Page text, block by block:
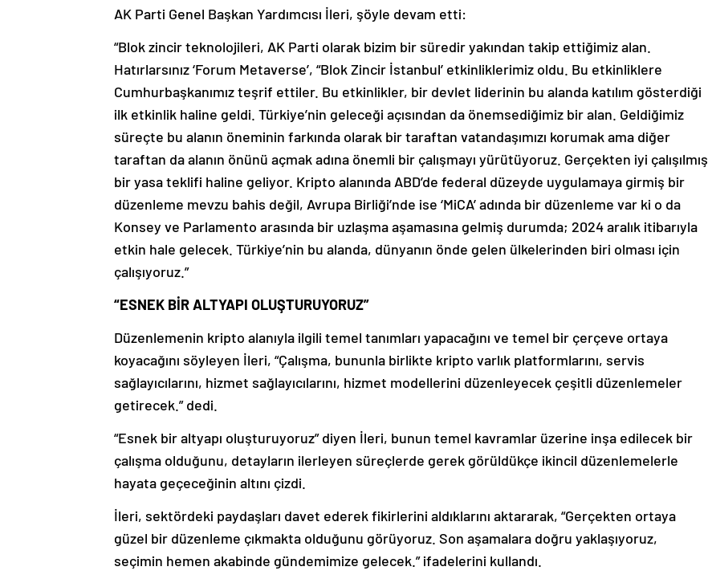
AK Parti Genel Başkan Yardımcısı İleri, şöyle devam etti:
“Blok zincir teknolojileri, AK Parti olarak bizim bir süredir yakından takip ettiğimiz alan.
Hatırlarsınız ‘Forum Metaverse’, “Blok Zincir İstanbul’ etkinliklerimiz oldu. Bu etkinliklere
Cumhurbaşkanımız teşrif ettiler. Bu etkinlikler, bir devlet liderinin bu alanda katılım gösterdiği
ilk etkinlik haline geldi. Türkiye’nin geleceği açısından da önemsediğimiz bir alan. Geldiğimiz
süreçte bu alanın öneminin farkında olarak bir taraftan vatandaşımızı korumak ama diğer
taraftan da alanın önünü açmak adına önemli bir çalışmayı yürütüyoruz. Gerçekten iyi çalışılmış
bir yasa teklifi haline geliyor. Kripto alanında ABD’de federal düzeyde uygulamaya girmiş bir
düzenleme mevzu bahis değil, Avrupa Birliği’nde ise ‘MiCA’ adında bir düzenleme var ki o da
Konsey ve Parlamento arasında bir uzlaşma aşamasına gelmiş durumda; 2024 aralık itibarıyla
etkin hale gelecek. Türkiye’nin bu alanda, dünyanın önde gelen ülkelerinden biri olması için
çalışıyoruz.”
“ESNEK BİR ALTYAPI OLUŞTURUYORUZ”
Düzenlemenin kripto alanıyla ilgili temel tanımları yapacağını ve temel bir çerçeve ortaya
koyacağını söyleyen İleri, “Çalışma, bununla birlikte kripto varlık platformlarını, servis
sağlayıcılarını, hizmet sağlayıcılarını, hizmet modellerini düzenleyecek çeşitli düzenlemeler
getirecek.” dedi.
“Esnek bir altyapı oluşturuyoruz” diyen İleri, bunun temel kavramlar üzerine inşa edilecek bir
çalışma olduğunu, detayların ilerleyen süreçlerde gerek görüldükçe ikincil düzenlemelerle
hayata geçeceğinin altını çizdi.
İleri, sektördeki paydaşları davet ederek fikirlerini aldıklarını aktararak, “Gerçekten ortaya
güzel bir düzenleme çıkmakta olduğunu görüyoruz. Son aşamalara doğru yaklaşıyoruz,
seçimin hemen akabinde gündemimize gelecek.” ifadelerini kullandı.